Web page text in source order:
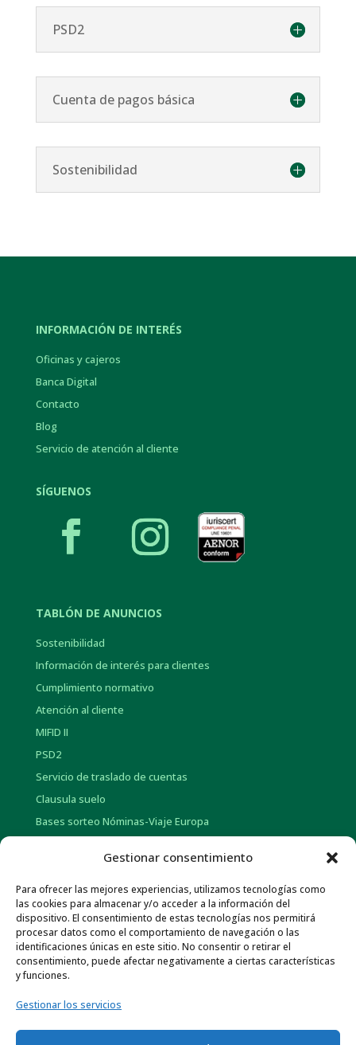
Gestionar consentimiento
Para ofrecer las mejores experiencias, utilizamos tecnologías como
las cookies para almacenar y/o acceder a la información del
dispositivo. El consentimiento de estas tecnologías nos permitirá
procesar datos como el comportamiento de navegación o las
identificaciones únicas en este sitio. No consentir o retirar el
consentimiento, puede afectar negativamente a ciertas características
y funciones.
Gestionar los servicios
PSD2
Cuenta de pagos básica
Sostenibilidad
INFORMACIÓN DE INTERÉS
Oficinas y cajeros
Banca Digital
Contacto
Blog
Servicio de atención al cliente
SÍGUENOS
TABLÓN DE ANUNCIOS
Sostenibilidad
Información de interés para clientes
Cumplimiento normativo
Atención al cliente
MIFID II
PSD2
Servicio de traslado de cuentas
Clausula suelo
Bases sorteo Nóminas-Viaje Europa
INFORMACIÓN CORPORATIVA
Historia
Información social
Memorias Anuales
Otra información económica
Normativa de Interés